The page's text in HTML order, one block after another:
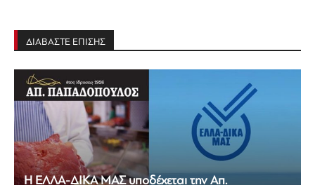
ΔΙΑΒΑΣΤΕ ΕΠΙΣΗΣ
Η ΕΛΛΑ-ΔΙΚΑ ΜΑΣ υποδέχεται την Απ.